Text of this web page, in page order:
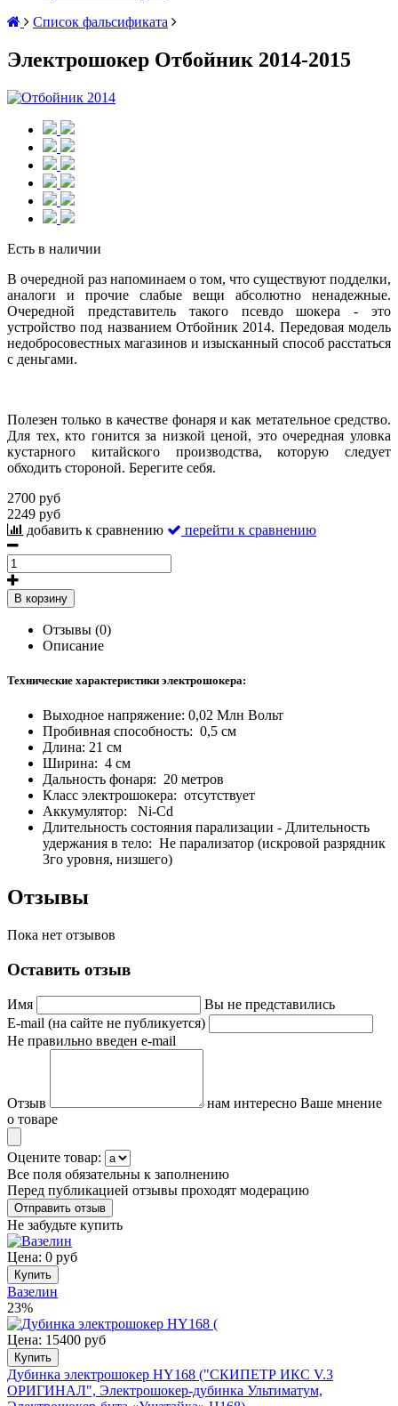
Список фальсификата
Электрошокер Отбойник 2014-2015
Есть в наличии
В очередной раз напоминаем о том, что существуют подделки,
аналоги и прочие слабые вещи абсолютно ненадежные.
Очередной представитель такого псевдо шокера - это
устройство под названием Отбойник 2014. Передовая модель
недобросовестных магазинов и изысканный способ расстаться
с деньгами.
Полезен только в качестве фонаря и как метательное средство.
Для тех, кто гонится за низкой ценой, это очередная уловка
кустарного китайского производства, которую следует
обходить стороной. Берегите себя.
2700 руб
2249 руб
добавить к сравнению
перейти к сравнению
В корзину
Отзывы (0)
Описание
Технические характеристики электрошокера:
Выходное напряжение: 0,02 Млн Вольт
Пробивная способность: 0,5 см
Длина: 21 см
Ширина: 4 см
Дальность фонаря: 20 метров
Класс электрошокера: отсутствует
Аккумулятор: Ni-Cd
Длительность состояния парализации - Длительность
удержания в тело: Не парализатор (искровой разрядник
3го уровня, низшего)
Отзывы
Пока нет отзывов
Оставить отзыв
Имя
Вы не представились
E-mail (на сайте не публикуется)
Не правильно введен e-mail
Отзыв
нам интересно Ваше мнение
о товаре
Оцените товар:
Все поля обязательны к заполнению
Перед публикацией отзывы проходят модерацию
Не забудьте купить
Цена: 0 руб
Купить
Вазелин
23%
Цена: 15400 руб
Купить
Дубинка электрошокер HY168 ("СКИПЕТР ИКС V.3
ОРИГИНАЛ", Электрошокер-дубинка Ультиматум,